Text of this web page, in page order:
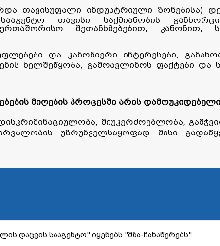
თავისუფალი ინდუსტრიული ზონებისა)
თავისი საქმიანობის
შეთანხმებებით, კანონით,
და კანონიერი ინტერესები,
ხელშეწყობა, გამოავლინოს ფაქტები და
მიღების პროცესში არის დამოუკიდებელი
მიუკერძოებლობა,
უზრუნველსაყოფად მისი
დაცვის სააგენტო" იყენებს "მზა-ჩანაწერებს"